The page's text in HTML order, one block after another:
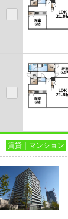
賃貸｜マンション